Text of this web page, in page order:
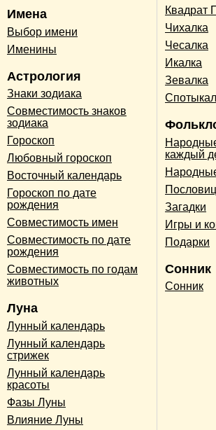
Имена
Выбор имени
Именины
Астрология
Знаки зодиака
Совместимость знаков
зодиака
Гороскоп
Любовный гороскоп
Восточный календарь
Гороскоп по дате
рождения
Совместимость имен
Совместимость по дате
рождения
Совместимость по годам
животных
Луна
Лунный календарь
Лунный календарь
стрижек
Лунный календарь
красоты
Фазы Луны
Влияние Луны
Квадрат
Чихалка
Чесалка
Икалка
Зевалка
каждый
Загадки
Игры и
Подарки
Сонник
Сонник